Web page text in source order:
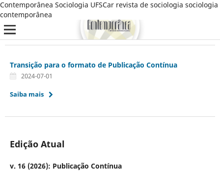
Contemporânea Sociologia UFSCar revista de sociologia sociologia
contemporânea
Transição para o formato de Publicação Contínua
2024-07-01
Saiba mais
Edição Atual
v. 16 (2026): Publicação Contínua